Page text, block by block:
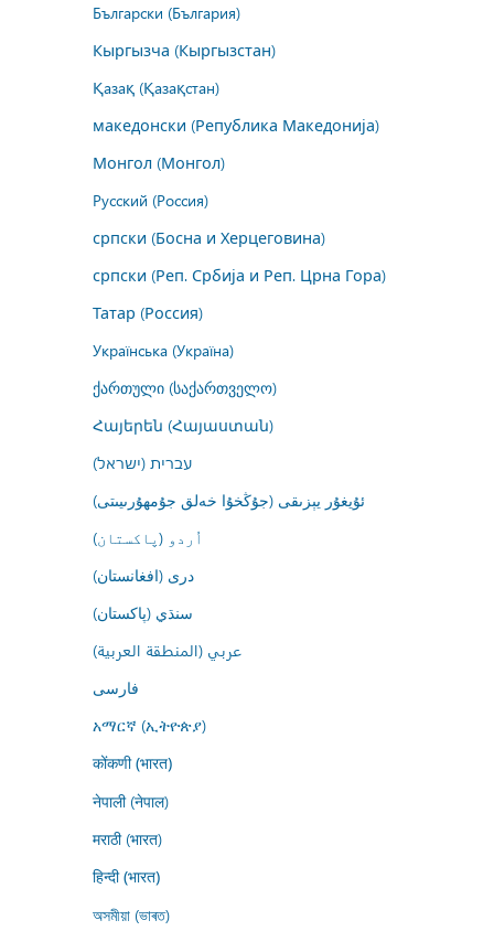
Български (България)
Кыргызча (Кыргызстан)
Қазақ (Қазақстан)
македонски (Република Македонија)
Монгол (Монгол)
Русский (Россия)
српски (Босна и Херцеговина)
српски (Реп. Србија и Реп. Црна Гора)
Татар (Россия)
Українська (Україна)
ქართული (საქართველო)
Հայերեն (Հայաստան)
עברית (ישראל)
ئۇيغۇر يېزىقى (جۇڭخۇا خەلق جۇمھۇرىيىتى)
اُردو (پاکستان)
درى (افغانستان)
سنڌي (پاکستان)
عربي (المنطقة العربية)
فارسى
አማርኛ (ኢትዮጵያ)
कोंकणी (भारत)
नेपाली (नेपाल)
मराठी (भारत)
हिन्दी (भारत)
অসমীয়া (ভাৰত)